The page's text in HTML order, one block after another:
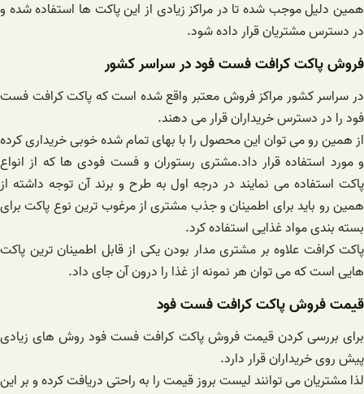
همین دلیل موجب شده تا در مراکز زیادی از این پاکت ها استفاده شده و
در دسترس مشتریان قرار داده شود.
فروش پاکت کرافت فست فود در سراسر کشور
در سراسر کشور مراکز فروش معتبر واقع شده است که پاکت کرافت فست
فود را در دسترس خریداران قرار می دهند.
از همین رو می توان این محصول را با بهای تمام شده خوبی خریداری کرده
و مورد استفاده قرار داد.مشتری رستوران و فست فودی ها که از انواع
پاکت استفاده می نمایند در درجه اول به طرح و برند آن توجه داشته از
همین رو باید برای اطمینان و جذب مشتری از مرغوب ترین نوع پاکت برای
بسته بندی مواد غذایی استفاده کرد.
پاکت کرافت علاوه بر مشتری مدار بودن یکی از قابل اطمینان ترین پاکت
هایی است که می توان هر نمونه از غذا را درون آن جای داد.
قیمت فروش پاکت کرافت فست فود
برای بررسی کردن قیمت فروش پاکت کرافت فست فود روش های زیادی
پیش روی خریداران قرار دارد.
لذا مشتریان می توانند لیست بروز قیمت را به راحتی دریافت کرده و بر این